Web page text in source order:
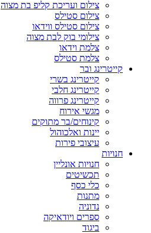
צילום ועריכת קליפ בת מצוה
צילום סטילס
צילום סטילס ווידאו
צילומי בוק לבת מצוה
צלמת וידאו
צלמת סטילס
קייטרינג ובר
קייטרינג בשרי
קייטרינג חלבי
קייטרינג פרווה
מגשי אירוח
קינוחים/בר מתוקים
יינות ואלכוהול
עיצובי פירות
חנויות
חנויות אונליין
תכשיטים
כלי כסף
מתנות
נדוניה
ספרים ויודאיקה
ביגוד